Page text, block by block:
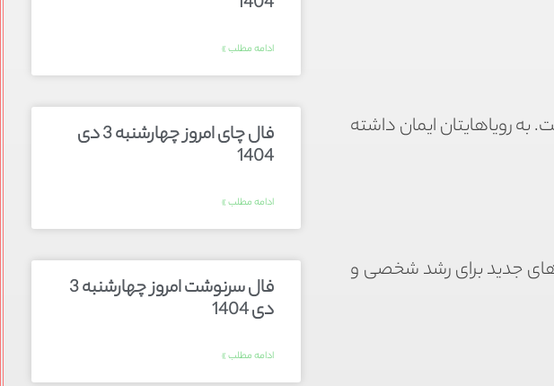
رویاهایتان ایمان داشته
جدید برای رشد شخصی و
ادامه مطلب »
فال چای امروز چهارشنبه 3 دی
1404
ادامه مطلب »
فال سرنوشت امروز چهارشنبه 3
دی 1404
ادامه مطلب »